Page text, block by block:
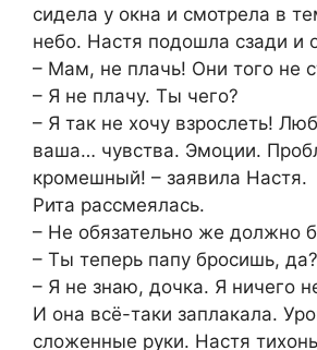
сидела у окна и смотрела в
небо. Настя подошла сзади и
– Мам, не плачь! Они того не
– Я не плачу. Ты чего?
– Я так не хочу взрослеть!
ваша… чувства. Эмоции.
кромешный! – заявила Настя.
Рита рассмеялась.
– Не обязательно же должно
– Ты теперь папу бросишь,
– Я не знаю, дочка. Я ничего
И она всё-таки заплакала.
сложенные руки. Настя